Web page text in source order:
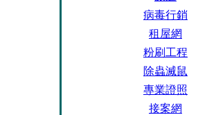
病毒行銷
租屋網
粉刷工程
除蟲滅鼠
專業證照
接案網